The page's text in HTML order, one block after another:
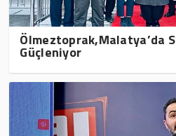
Ölmeztoprak,Malatya’da
Güçleniyor